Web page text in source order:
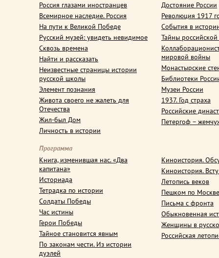
Россия глазами иностранцев
Всемирное наследие. Россия
На пути к Великой Победе
Русский музей: увидеть невидимое
Сквозь времена
Найти и рассказать
Неизвестные страницы истории
русской школы
Элемент познания
Живота своего не жалеть для
Отечества
Жил-был Дом
Личность в истории
Достояние России
Революция 1917
События в
Тайны
мировой войны
Монастырские
Библиотеки
Музеи России
1937. Год страха
Российские
Петергоф –
Программа
Книга, изменившая нас. «Два
капитана»
Историада
Тетрадка по истории
Солдаты Победы
Час истины
Герои Победы
Тайное становится явным
По законам чести. Из истории
дуэлей
Киноистория.
Киноистория.
Летопись веков
Пешком по Москве
Письма с фронта
Обыкновенная
Женщины в
Российская